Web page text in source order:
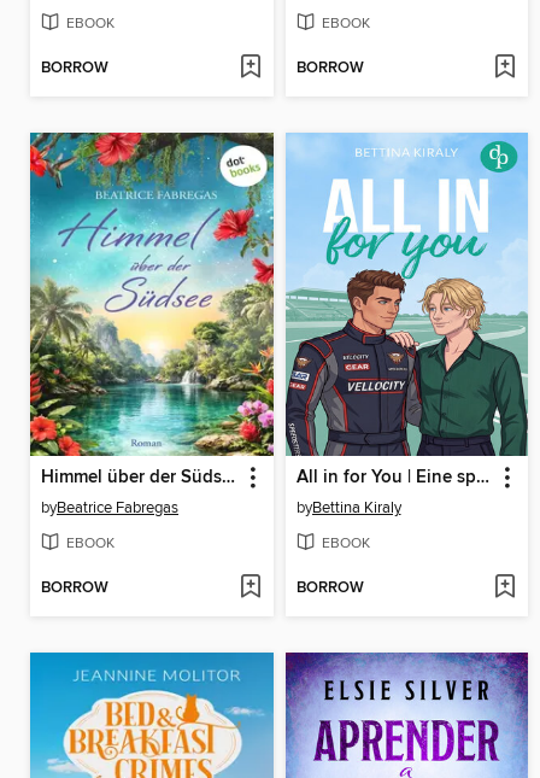
EBOOK
BORROW
EBOOK
BORROW
Himmel über der Südsee
byBeatrice Fabregas
EBOOK
BORROW
All in for You | Eine spicy Gay Sports Romance voller Rivalität, unerfüllter Sehnsüchte und einer Liebe, die nicht länger im Verborgenen bleiben kann
byBettina Kiraly
EBOOK
BORROW